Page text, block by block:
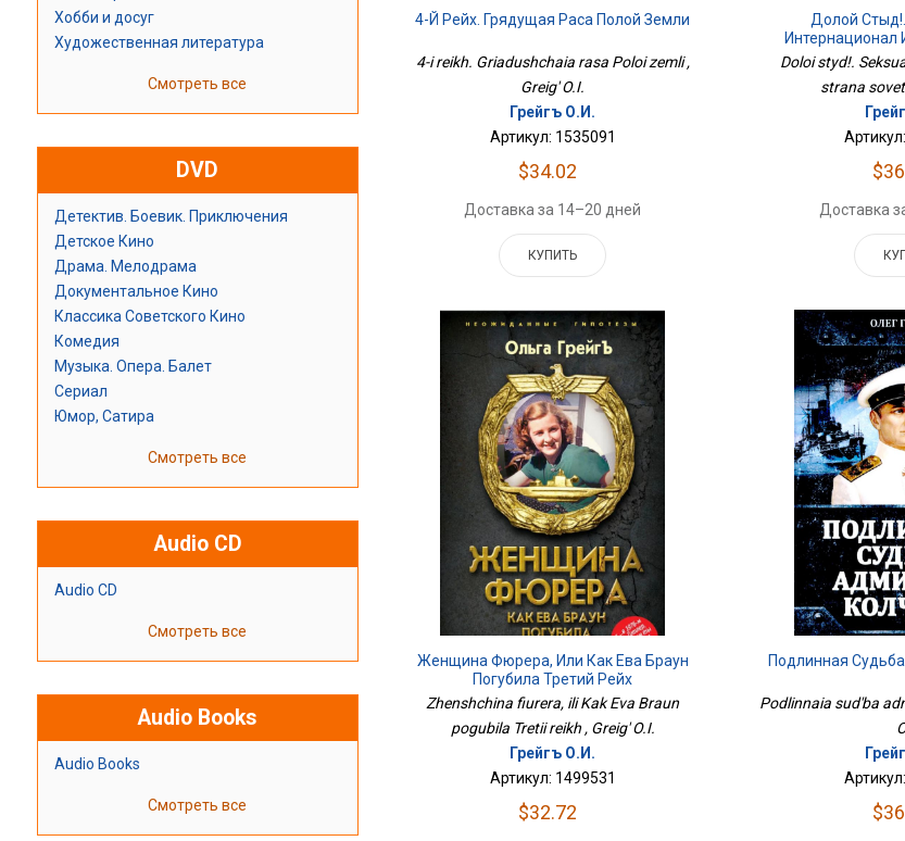
Хобби и досуг
Художественная литература
Смотреть все
DVD
Детектив. Боевик. Приключения
Детское Кино
Драма. Мелодрама
Документальное Кино
Классика Советского Кино
Комедия
Музыка. Опера. Балет
Сериал
Юмор, Сатира
Смотреть все
Audio CD
Audio CD
Смотреть все
Audio Books
Audio Books
Смотреть все
4-Й Рейх. Грядущая Раса Полой Земли
4-i reikh. Griadushchaia rasa Poloi zemli ,
Greig' O.I.
Грейгъ О.И.
Артикул: 1535091
$34.02
Доставка за 14–20 дней
КУПИТЬ
Долой
Интернационал
Doloi styd!.
strana
Доставка
Женщина Фюрера, Или Как Ева Браун
Погубила Третий Рейх
Zhenshchina fiurera, ili Kak Eva Braun
pogubila Tretii reikh , Greig' O.I.
Грейгъ О.И.
Артикул: 1499531
$32.72
Подлинная
Podlinnaia sud'ba